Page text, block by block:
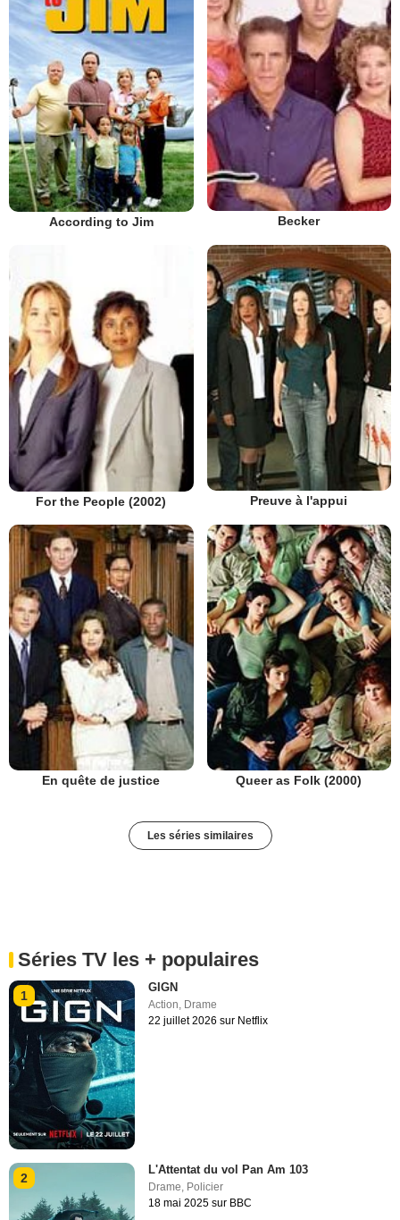
According to Jim Becker
For the People (2002) Preuve à l'appui
En quête de justice Queer as Folk (2000)
Les séries similaires
Séries TV les + populaires
1
GIGN
Action, Drame
22 juillet 2026 sur Netflix
2
L'Attentat du vol Pan Am 103
Drame Policier
18 mai 2025 sur BBC